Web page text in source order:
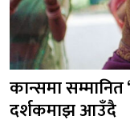
कान्समा
दर्शकमाझ आउँदै